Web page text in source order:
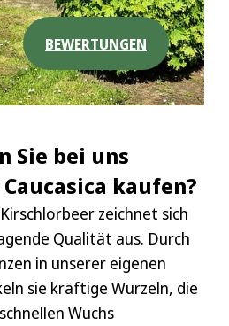
BEWERTUNGEN
Sie bei uns
kaufen?
zeichnet sich
Qualität aus. Durch
in unserer eigenen
sie kräftige Wurzeln, die
Wuchs